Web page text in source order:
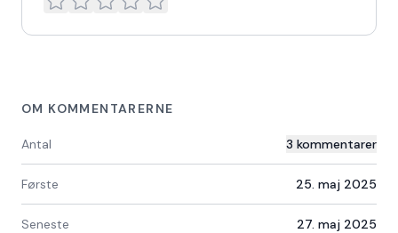
OM KOMMENTARERNE
Antal 3 kommentarer
Første 25. maj 2025
Seneste 27. maj 2025